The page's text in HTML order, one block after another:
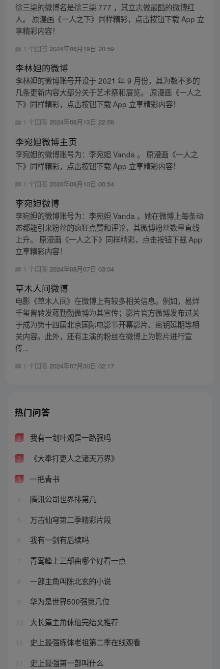
徐三柒的微博名是徐三柒 777 ，其立志做最酷的微博红
人。 原漫画《一人之下》同样精彩，点击按钮下载 App 立
享精彩内容！
1 个回答 2024年08月19日 20:59
李林妲的微博
李林妲的微博账号开设于 2021 年 9 月份，其为数不多的
几条更新内容大部分关于艺术祭和展览。 原漫画《一人之
下》同样精彩，点击按钮下载 App 立享精彩内容！
1 个回答 2024年08月13日 22:59
李宛妲微博主页
李宛妲的微博账号为：李宛妲 Vanda 。 原漫画《一人之
下》同样精彩，点击按钮下载 App 立享精彩内容！
1 个回答 2024年08月10日 00:54
李宛妲微博
李宛妲的微博账号为：李宛妲 Vanda 。她在微博上每条动
态都能引来粉丝的疯狂点赞和评论，其微博粉丝数量直线
上升。 原漫画《一人之下》同样精彩，点击按钮下载 App
立享精彩内容！
1 个回答 2024年08月07日 03:04
草木人间微博
电影《草木人间》在微博上有较多相关信息。例如，易烊
千玺曾转发蒋勤勤微博为其宣传；影片官方微博发布过关
于成为第十四届北京国际电影节开幕影片、密钥延期等相
关内容。此外，还有主演的粉丝在微博上为影片进行宣
传...
1 个回答 2024年07月30日 02:17
热门问答
1 我有一剑叶观是一路强吗
2 《大奉打更人之诸天万界》
3 一把青书
4 腾讯公司世界排第几
5 万古仙穹第二季精彩片段
6 我有一剑有后续吗
7 青鸾峰上三部曲哪个好看一点
8 一部主角叫陈北玄的小说
9 华为是世界500强第几位
10 大长篇主角休仙完结文推荐
史上最强练体老祖第二季在线观看
12 史上最强第一部叫什么